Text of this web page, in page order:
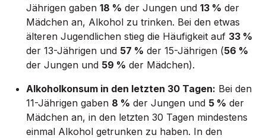
Jährigen gaben 18 % der Jungen und 13 % der
Mädchen an, Alkohol zu trinken. Bei den etwas
älteren Jugendlichen stieg die Häufigkeit auf 33 %
der 13-Jährigen und 57 % der 15-Jährigen (56 %
der Jungen und 59 % der Mädchen).
Alkoholkonsum in den letzten 30 Tagen: Bei den
11-Jährigen gaben 8 % der Jungen und 5 % der
Mädchen an, in den letzten 30 Tagen mindestens
einmal Alkohol getrunken zu haben. In den